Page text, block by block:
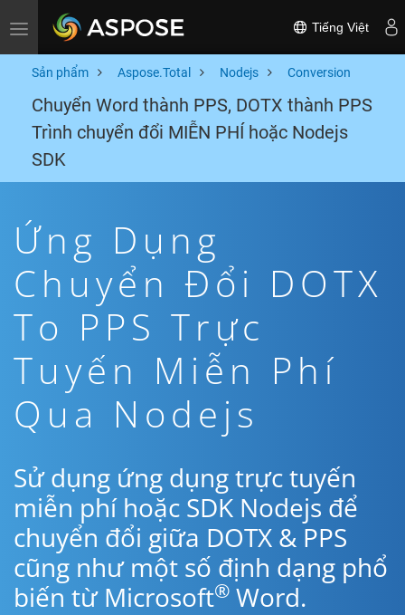
Toggle navigation Tiếng Việt
Sản phẩm Aspose.Total Nodejs Conversion
Chuyển Word thành PPS, DOTX thành PPS
Trình chuyển đổi MIỄN PHÍ hoặc Nodejs
SDK
Ứng Dụng
Chuyển Đổi DOTX
To PPS Trực
Tuyến Miễn Phí
Qua Nodejs
Sử dụng ứng dụng trực tuyến
miễn phí hoặc SDK Nodejs để
chuyển đổi giữa DOTX & PPS
cũng như một số định dạng phổ
biến từ Microsoft® Word.